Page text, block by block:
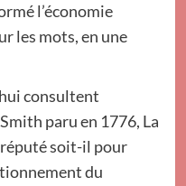
l’économie
les mots, en une
consultent
paru en 1776, La
réputé soit-il pour
du